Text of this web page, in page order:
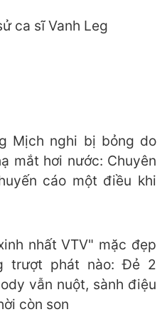
ca sĩ Vanh Leg
Mịch nghi bị bỏng do
mắt hơi nước: Chuyên
cáo một điều khi
nhất VTV" mặc đẹp
trượt phát nào: Đẻ 2
vẫn nuột, sành điệu
còn son